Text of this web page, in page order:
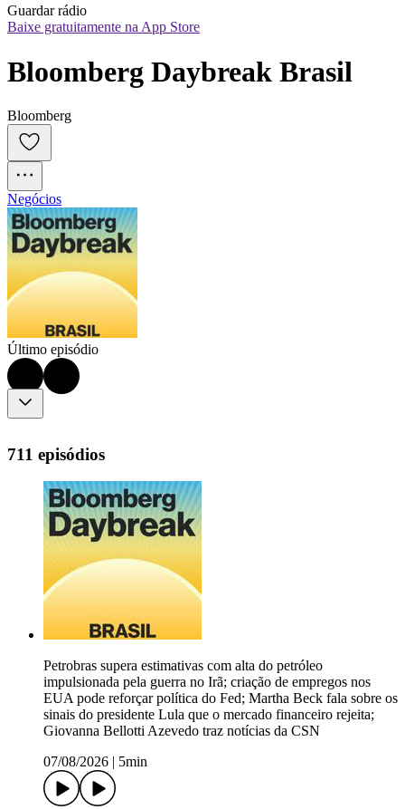
Guardar rádio
Baixe gratuitamente na App Store
Bloomberg Daybreak Brasil
Bloomberg
Negócios
Último episódio
711 episódios
Petrobras supera estimativas com alta do petróleo
impulsionada pela guerra no Irã; criação de empregos nos
EUA pode reforçar política do Fed; Martha Beck fala sobre os
sinais do presidente Lula que o mercado financeiro rejeita;
Giovanna Bellotti Azevedo traz notícias da CSN
07/08/2026
5min